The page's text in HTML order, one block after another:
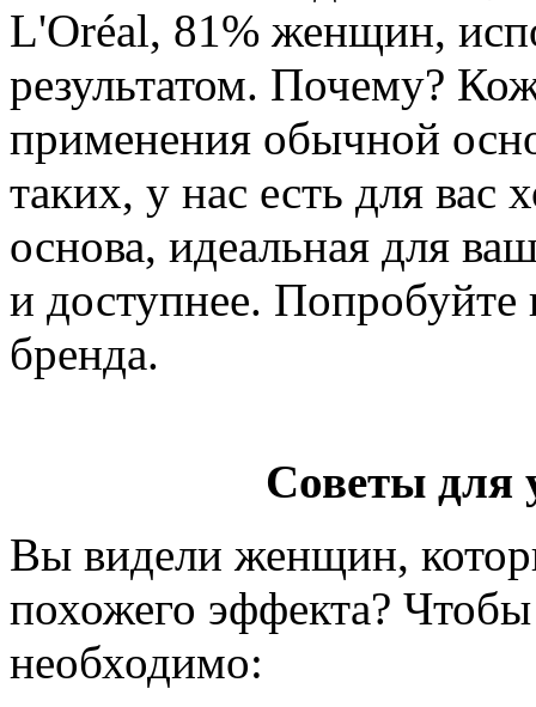
L'Oréal, 81% женщин,
результатом. Почему?
применения обычной
таких, у нас есть для
основа, идеальная для
и доступнее. Попробуйте
бренда.
Советы для
Вы видели женщин,
похожего эффекта?
необходимо: